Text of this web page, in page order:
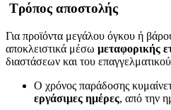
Τρόπος αποστολής
Για προϊόντα μεγάλου όγκου ή
αποκλειστικά μέσω μεταφορικής
διαστάσεων και του
Ο χρόνος παράδοσης
εργάσιμες ημέρες, από την